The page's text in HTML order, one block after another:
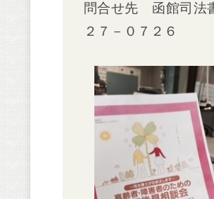
問合せ先 函館司法
２７－０７２６